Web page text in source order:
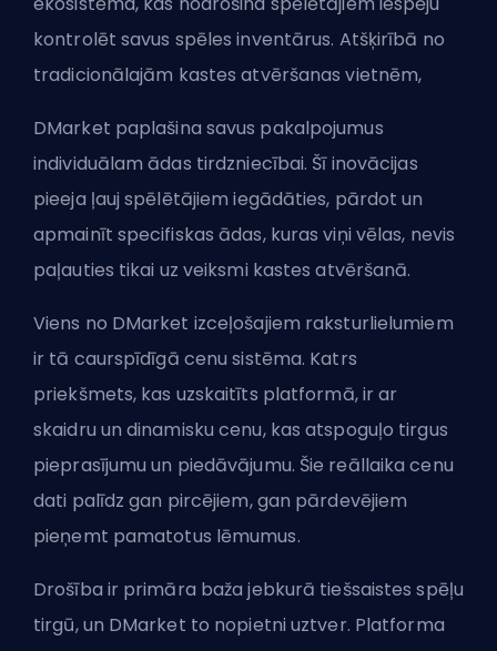
kontrolēt savus spēles inventārus. Atšķirībā no
tradicionālajām kastes atvēršanas vietnēm,
DMarket paplašina savus pakalpojumus
individuālam ādas tirdzniecībai. Šī inovācijas
pieeja ļauj spēlētājiem iegādāties, pārdot un
apmainīt specifiskas ādas, kuras viņi vēlas, nevis
paļauties tikai uz veiksmi kastes atvēršanā.
Viens no DMarket izceļošajiem raksturlielumiem
ir tā caurspīdīgā cenu sistēma. Katrs
priekšmets, kas uzskaitīts platformā, ir ar
skaidru un dinamisku cenu, kas atspoguļo tirgus
pieprasījumu un piedāvājumu. Šie reāllaika cenu
dati palīdz gan pircējiem, gan pārdevējiem
pieņemt pamatotus lēmumus.
Drošība ir primāra baža jebkurā tiešsaistes spēļu
tirgū, un DMarket to nopietni uztver. Platforma